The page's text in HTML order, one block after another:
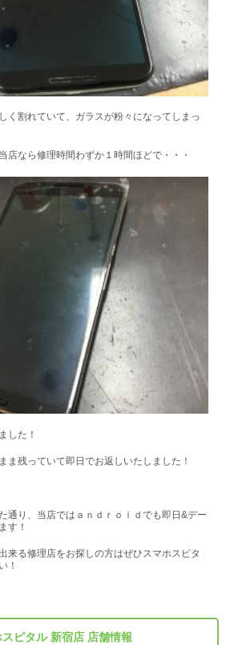
く割れていて、ガラスが粉々になってしまっ
店なら修理時間わずか１時間ほどで・・・
した！
ま残っていて即日でお返しいたしました！
通り、当店ではａｎｄｒｏｉｄでも即日&デー
す！
来る修理店をお探しの方はぜひスマホスピタ
！
スピタル 新宿店 店舗情報